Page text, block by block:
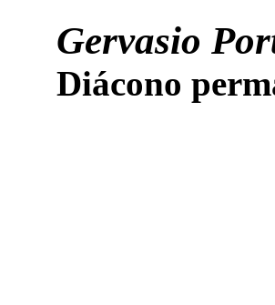
Gervasio
Diácono